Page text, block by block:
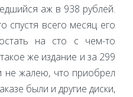
аж в 938 рублей.
спустя всего месяц его
на сто с чем-то
же издание и за 299
не жалею, что приобрел
были и другие диски,